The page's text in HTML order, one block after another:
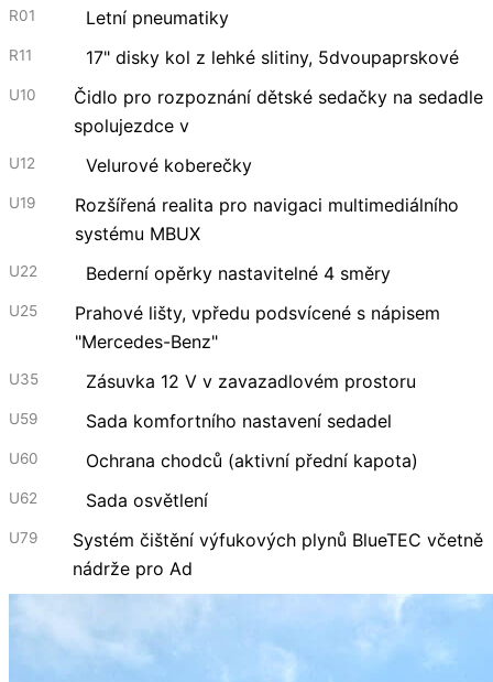
R01 Letní pneumatiky
R11 17" disky kol z lehké slitiny, 5dvoupaprskové
U10
Čidlo pro rozpoznání dětské sedačky na sedadle
spolujezdce v
U12 Velurové koberečky
U19
Rozšířená realita pro navigaci multimediálního
systému MBUX
U22 Bederní opěrky nastavitelné 4 směry
U25
Prahové lišty, vpředu podsvícené s nápisem
"Mercedes-Benz"
U35 Zásuvka 12 V v zavazadlovém prostoru
U59 Sada komfortního nastavení sedadel
U60 Ochrana chodců (aktivní přední kapota)
U62 Sada osvětlení
U79
Systém čištění výfukových plynů BlueTEC včetně
nádrže pro Ad